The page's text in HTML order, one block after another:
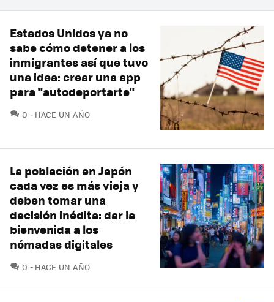
Estados Unidos ya no
sabe cómo detener a los
inmigrantes así que tuvo
una idea: crear una app
para "autodeportarte"
0 COMENTARIOS
HACE UN AÑO
La población en Japón
cada vez es más vieja y
deben tomar una
decisión inédita: dar la
bienvenida a los
nómadas digitales
0 COMENTARIOS
HACE UN AÑO